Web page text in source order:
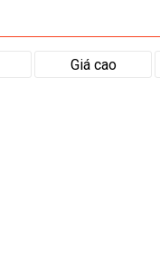
Giá cao